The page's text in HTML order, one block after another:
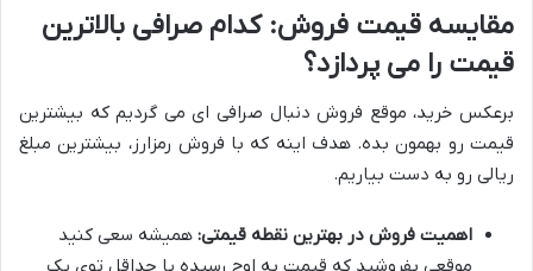
مقایسه قیمت فروش: کدام صرافی بالاترین
قیمت را می پردازد؟
برعکس خرید، موقع فروش دنبال صرافی ای می گردیم که بیشترین
قیمت رو بهمون بده. هدف اینه که با فروش رمزارز، بیشترین مبلغ
ریالی رو به دست بیاریم.
اهمیت فروش در بهترین نقطه قیمتی: همیشه سعی کنید
موقعی بفروشید که قیمت به اوج رسیده یا حداقل توی یک